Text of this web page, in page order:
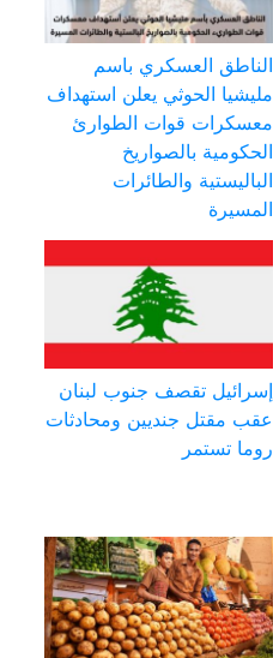
الناطق العسكري باسم
مليشيا الحوثي يعلن استهداف
معسكرات قوات الطوارئ
الحكومية بالصواريخ
الباليستية والطائرات
المسيرة
إسرائيل تقصف جنوب لبنان
عقب مقتل جنديين ومحادثات
روما تستمر